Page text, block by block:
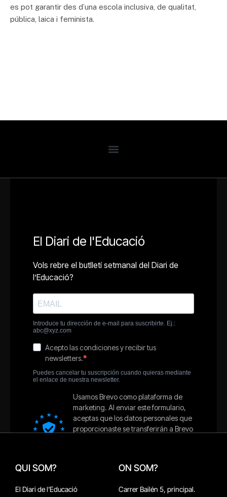
es pot garantir des d’una escola inclusiva, de qualitat,
pública, laica i feminista.
QUI SOM?
El Diari de l'Educació
ON SOM?
Carrer Bailén 5, principal.